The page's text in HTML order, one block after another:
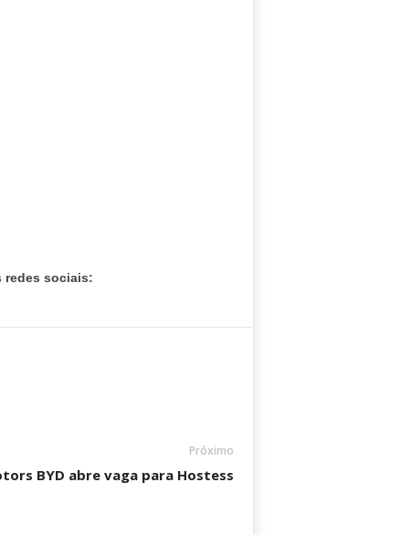
redes sociais:
Próximo
BYD abre vaga para Hostess